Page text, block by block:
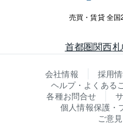
売買・賃貸 全
首都圏関西
会社情報 採用
ヘルプ・よくある
各種お問合せ
個人情報保護・
ご意